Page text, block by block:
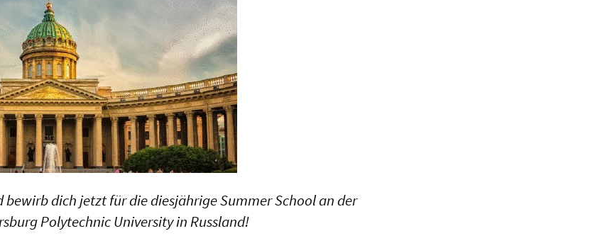
bewirb dich jetzt für die diesjährige Summer School an der
Polytechnic University in Russland!